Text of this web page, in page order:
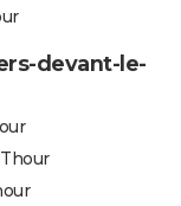
devant-le-